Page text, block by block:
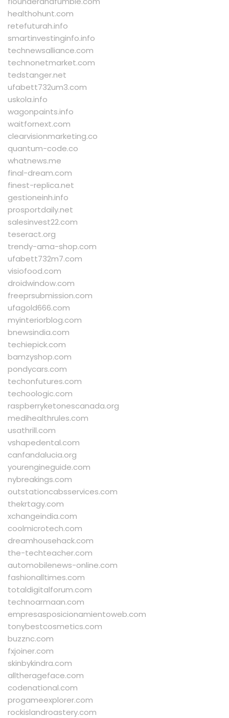
healthohunt.com
retefuturah.info
smartinvestinginfo.info
technewsalliance.com
technonetmarket.com
tedstanger.net
ufabett732um3.com
uskola.info
wagonpaints.info
waitfornext.com
clearvisionmarketing.co
quantum-code.co
whatnews.me
final-dream.com
finest-replica.net
gestioneinh.info
prosportdaily.net
salesinvest22.com
teseract.org
trendy-ama-shop.com
ufabett732m7.com
visiofood.com
droidwindow.com
freeprsubmission.com
ufagold666.com
myinteriorblog.com
bnewsindia.com
techiepick.com
bamzyshop.com
pondycars.com
techonfutures.com
techoologic.com
raspberryketonescanada.org
medihealthrules.com
usathrill.com
vshapedental.com
canfandalucia.org
yourengineguide.com
nybreakings.com
outstationcabsservices.com
thekrtagy.com
xchangeindia.com
coolmicrotech.com
dreamhousehack.com
the-techteacher.com
automobilenews-online.com
fashionalltimes.com
totaldigitalforum.com
technoarmaan.com
empresasposicionamientoweb.com
tonybestcosmetics.com
buzznc.com
fxjoiner.com
skinbykindra.com
alltherageface.com
codenational.com
progameexplorer.com
rockislandroastery.com